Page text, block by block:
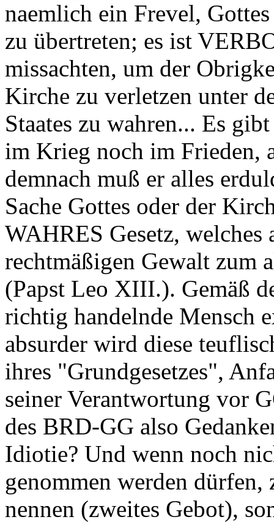
naemlich ein Frevel,
zu übertreten; es ist
missachten, um der
Kirche zu verletzen unter
Staates zu wahren... Es
im Krieg noch im Frieden,
demnach muß er alles
Sache Gottes oder der
WAHRES Gesetz,
rechtmäßigen Gewalt zum
(Papst Leo XIII.). Gemäß
richtig handelnde Mensch
absurder wird diese
ihres "Grundgesetzes",
seiner Verantwortung vor
des BRD-GG also
Idiotie? Und wenn noch
genommen werden dürfen,
nennen (zweites Gebot),